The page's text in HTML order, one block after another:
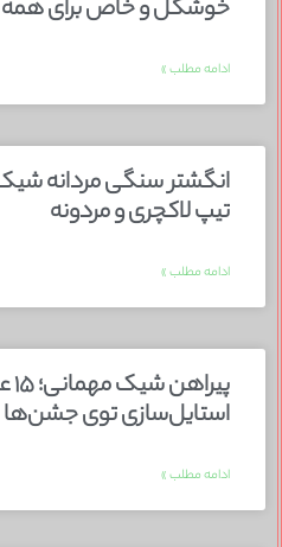
خوشگل و خاص برای همه
ادامه مطلب »
تیپ لاکچری و مردونه
ادامه مطلب »
استایل‌سازی توی جشن‌ها
ادامه مطلب »